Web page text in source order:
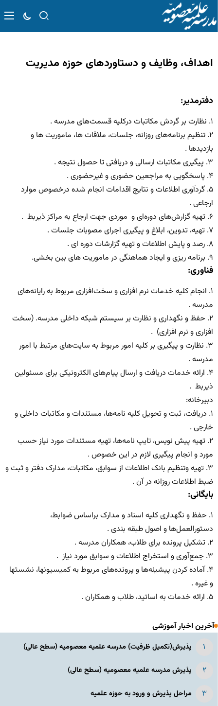
اهداف، وظایف و دستاوردهای حوزه مدیریت
دفترمدیر:
۱. نظارت بر گردش مکاتبات درکلیه قسمت‌های مدرسه .
۲. تنظیم برنامه‌های روزانه، جلسات، ملاقات ها، ماموریت ها و
بازدیدها .
۳. پیگیری مکاتبات ارسالی و دریافتی تا حصول نتیجه .
۴. پاسخگویی به مراجعین حضوری و غیرحضوری .
۵. گردآوری اطلاعات و نتایج اقدامات انجام شده درخصوص موارد
ارجاعی .
۶. تهیه گزارش‌های دوره‌ای و موردی جهت ارجاع به مراکز ذیربط .
۷. تهیه، تدوین، ابلاغ و پیگیری اجرای مصوبات جلسات .
۸. رصد و پایش اطلاعات و تهیه گزارشات دوره ای .
۹. برنامه ریزی و ایجاد هماهنگی در ماموریت های بین بخشی.
فناوری:
۱. انجام کلیه خدمات نرم افزاری و سخت‌افزاری مربوط به رایانه‌های
مدرسه .
۲. حفظ و نگهداری و نظارت بر سیستم شبکه داخلی مدرسه. (سخت
افزاری و نرم افزاری) .
۳. نظارت و پیگیری بر کلیه امور مربوط به سایت‌های مرتبط با امور
مدرسه .
۴. ارائه خدمات دریافت و ارسال پیام‌های الکترونیکی برای مسئولین
ذیربط .
دبیرخانه:
۱. دریافت، ثبت و تحویل کلیه نامه‌ها، مستندات و مکاتبات داخلی و
خارجی .
۲. تهیه پیش نویس، تایپ نامه‌ها، تهیه مستندات مورد نیاز حسب
مورد و انجام پیگیری لازم در این خصوص .
۳. تهیه وتنظیم بانک اطلاعات از سوابق، مکاتبات، مدارک دفتر و ثبت و
ضبط اطلاعات روزانه در آن .
بایگانی:
۱. حفظ و نگهداری کلیه اسناد و مدارک براساس ضوابط،
دستورالعمل‌ها و اصول طبقه بندی .
۲. تشکیل پرونده برای طلاب، همکاران مدرسه .
۳. جمع‌آوری و استخراج اطلاعات و سوابق مورد نیاز .
۴. آماده کردن پیشینه‌ها و پرونده‌های مربوط به کمیسیونها، نشستها
و غیره .
۵. ارائه خدمات به اساتید، طلاب و همکاران .
آخرین اخبار آموزشی
پذیرش(تکمیل ظرفیت) مدرسه علمیه معصومیه‌ (سطح عالی)
پذیرش مدرسه علمیه معصومیه‌ (سطح عالی)
مراحل پذیرش و ورود به حوزه علمیه